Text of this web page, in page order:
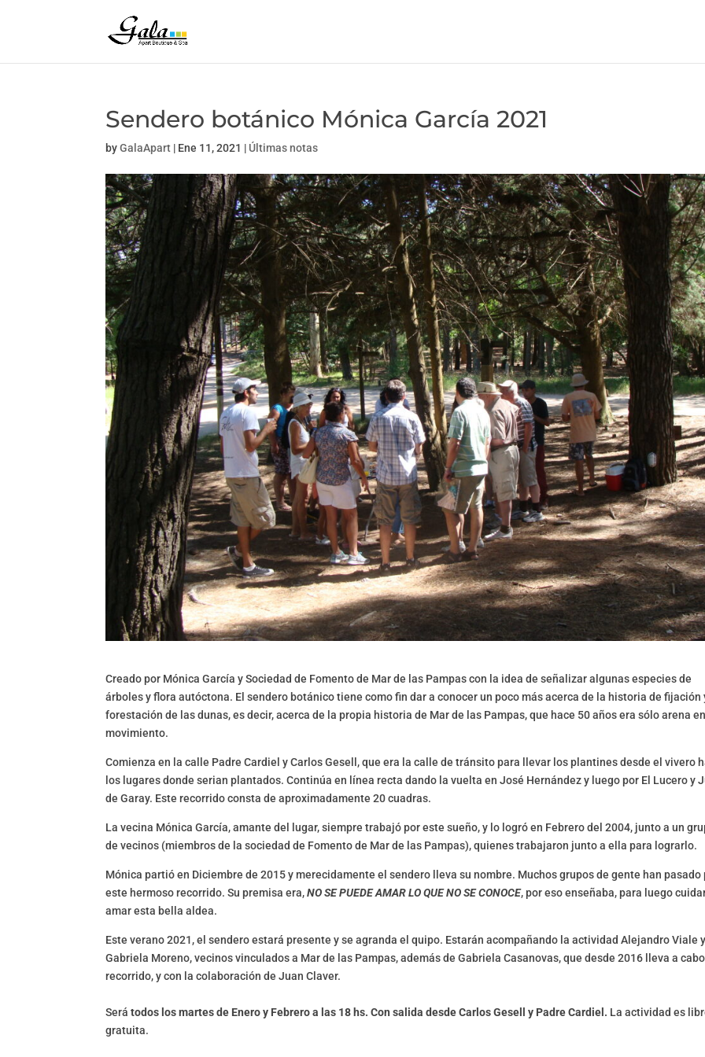
Sendero botánico Mónica García 2021
byGalaApart | Ene 11, 2021 | Últimas notas
Creado por Mónica García y Sociedad de Fomento de Mar de las Pampas con la idea de señalizar algunas especies de
árboles y flora autóctona. El sendero botánico tiene como fin dar a conocer un poco más acerca de la historia de fijación
forestación de las dunas, es decir, acerca de la propia historia de Mar de las Pampas, que hace 50 años era sólo arena
movimiento.
Comienza en la calle Padre Cardiel y Carlos Gesell, que era la calle de tránsito para llevar los plantines desde el vivero
los lugares donde serian plantados. Continúa en línea recta dando la vuelta en José Hernández y luego por El Lucero y
de Garay. Este recorrido consta de aproximadamente 20 cuadras.
La vecina Mónica García, amante del lugar, siempre trabajó por este sueño, y lo logró en Febrero del 2004, junto a un
de vecinos (miembros de la sociedad de Fomento de Mar de las Pampas), quienes trabajaron junto a ella para lograrlo.
Mónica partió en Diciembre de 2015 y merecidamente el sendero lleva su nombre. Muchos grupos de gente han pasado
este hermoso recorrido. Su premisa era,NO SE PUEDE AMAR LO QUE NO SE CONOCE, por eso enseñaba, para luego
amar esta bella aldea.
Este verano 2021, el sendero estará presente y se agranda el quipo. Estarán acompañando la actividad Alejandro Viale
Gabriela Moreno, vecinos vinculados a Mar de las Pampas, además de Gabriela Casanovas, que desde 2016 lleva a
recorrido, y con la colaboración de Juan Claver.
Serátodos los martes de Enero y Febrero a las 18 hs. Con salida desde Carlos Gesell y Padre Cardiel. La actividad es
gratuita.